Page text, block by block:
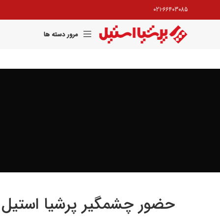
021-66403085
مرور دسته ها
حضور چشمگیر پرشیا